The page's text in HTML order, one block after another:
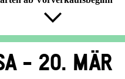
- 20. Mär